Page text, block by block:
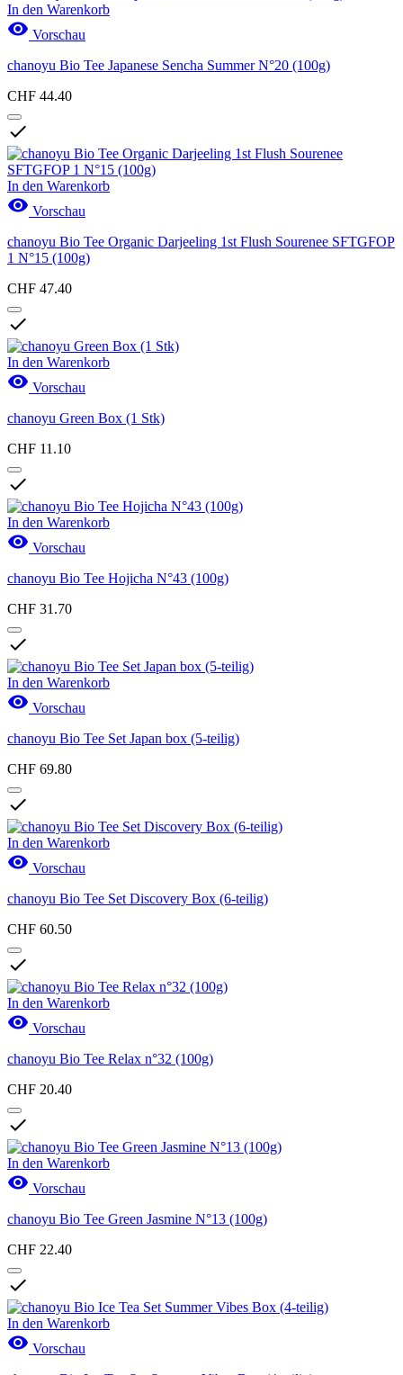
In den Warenkorb
 Vorschau
chanoyu Bio Tee Japanese Sencha Summer N°20 (100g)
CHF 44.40

In den Warenkorb
 Vorschau
chanoyu Bio Tee Organic Darjeeling 1st Flush Sourenee SFTGFOP
1 N°15 (100g)
CHF 47.40

In den Warenkorb
 Vorschau
chanoyu Green Box (1 Stk)
CHF 11.10

In den Warenkorb
 Vorschau
chanoyu Bio Tee Hojicha N°43 (100g)
CHF 31.70

In den Warenkorb
 Vorschau
chanoyu Bio Tee Set Japan box (5-teilig)
CHF 69.80

In den Warenkorb
 Vorschau
chanoyu Bio Tee Set Discovery Box (6-teilig)
CHF 60.50

In den Warenkorb
 Vorschau
chanoyu Bio Tee Relax n°32 (100g)
CHF 20.40

In den Warenkorb
 Vorschau
chanoyu Bio Tee Green Jasmine N°13 (100g)
CHF 22.40

In den Warenkorb
 Vorschau